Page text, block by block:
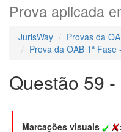
Prova aplicada
JurisWay
Provas da
Prova da OAB 1ª
Questão 59
Marcações visuais
: